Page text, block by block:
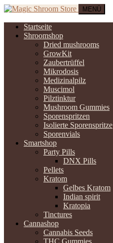
MENÜ
Startseite
Shroomshop
Dried mushrooms
GrowKit
Zaubertrüffel
Mikrodosis
Medizinalpilz
Muscimol
Pilztinktur
Mushroom Gummies
Sporenspritzen
Isolierte Sporenspritze
Sporenvials
Smartshop
Party Pills
DNX Pills
Pellets
Kratom
Gelbes Kratom
Indian spirit
Kratopia
Tinctures
Cannashop
Cannabis Seeds
THC Gummies